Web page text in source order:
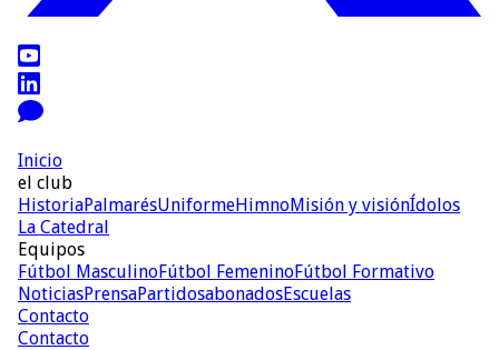
Inicio
el club
HistoriaPalmarésUniformeHimnoMisión y visiónÍdolos
La Catedral
Equipos
Fútbol MasculinoFútbol FemeninoFútbol Formativo
NoticiasPrensaPartidosabonadosEscuelas
Contacto
Contacto